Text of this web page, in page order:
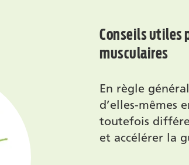
Conseils utiles
musculaires
En règle
d’elles-mêmes
toutefois
et accélérer la